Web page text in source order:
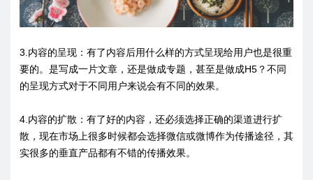
3.内容的呈现：有了内容后用什么样的方式呈现给用户也是很重
要的。是写成一片文章，还是做成专题，甚至是做成H5？不同
的呈现方式对于不同用户来说会有不同的效果。
4.内容的扩散：有了好的内容，还必须选择正确的渠道进行扩
散，现在市场上很多时候都会选择微信或微博作为传播途径，其
实很多的垂直产品都有不错的传播效果。